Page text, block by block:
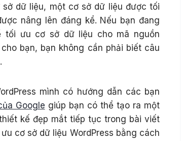
dữ liệu, một cơ sở dữ liệu được tối
nâng lên đáng kể. Nếu bạn đang
tối ưu cơ sở dữ liệu cho mã nguồn
bạn, bạn không cần phải biết câu
mình có hướng dẫn các bạn
Google giúp bạn có thể tạo ra một
kế đẹp mắt tiếp tục trong bài viết
cơ sở dữ liệu WordPress bằng cách